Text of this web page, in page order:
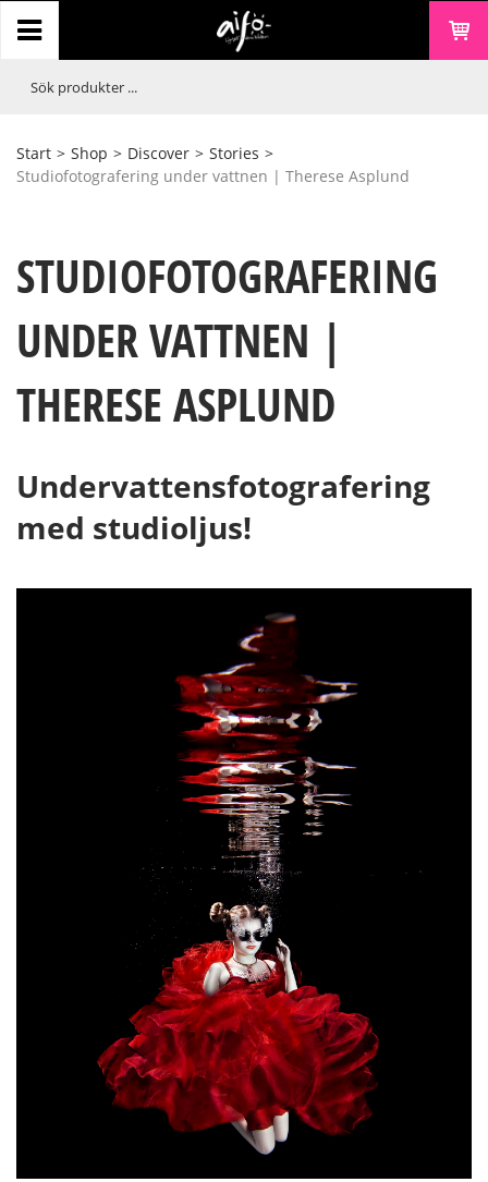
Start > Shop > Discover > Stories >
Studiofotografering under vattnen | Therese Asplund
STUDIOFOTOGRAFERING
UNDER VATTNEN |
THERESE ASPLUND
Undervattensfotografering
med studioljus!